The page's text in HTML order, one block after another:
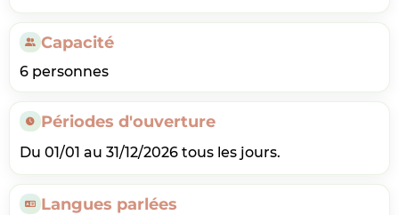
Capacité
6 personnes
Périodes d'ouverture
Du 01/01 au 31/12/2026 tous les jours.
Langues parlées